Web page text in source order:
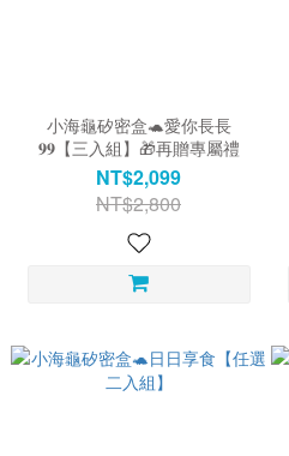
小海龜矽密盒🐢愛你長長
𝟗𝟗【三入組】🎁再贈專屬禮
NT$2,099
NT$2,800